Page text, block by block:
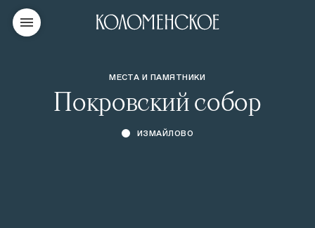
МЕСТА И ПАМЯТНИКИ
Покровский собор
ИЗМАЙЛОВО